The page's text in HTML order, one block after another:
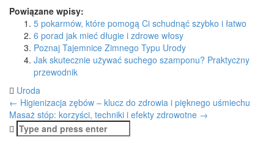
Powiązane wpisy:
5 pokarmów, które pomogą Ci schudnąć szybko i łatwo
6 porad jak mieć długie i zdrowe włosy
Poznaj Tajemnice Zimnego Typu Urody
Jak skutecznie używać suchego szamponu? Praktyczny
przewodnik
Uroda
Post
navigation
← Higienizacja zębów – klucz do zdrowia i pięknego uśmiechu
Masaż stóp: korzyści, techniki i efekty zdrowotne →
Search
for: